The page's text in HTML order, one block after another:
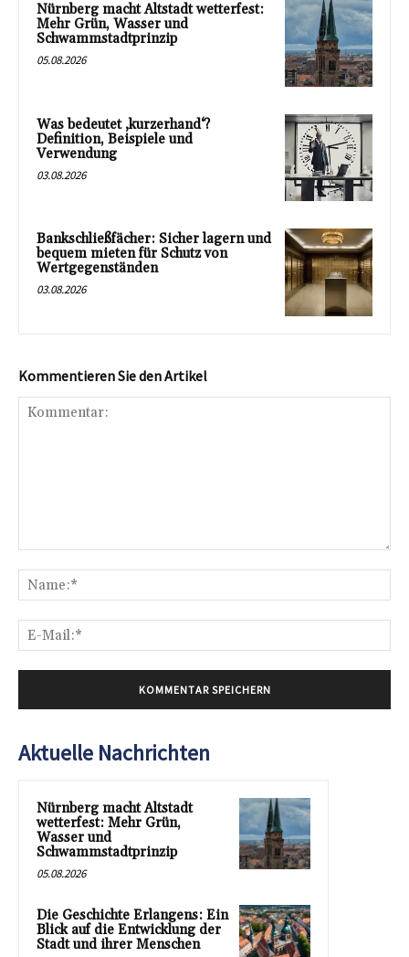
Nürnberg macht Altstadt wetterfest:
Mehr Grün, Wasser und
Schwammstadtprinzip
05.08.2026
Was bedeutet ‚kurzerhand‘?
Definition, Beispiele und
Verwendung
03.08.2026
Bankschließfächer: Sicher lagern und
bequem mieten für Schutz von
Wertgegenständen
03.08.2026
Kommentieren Sie den Artikel
Aktuelle Nachrichten
Nürnberg macht Altstadt
wetterfest: Mehr Grün,
Wasser und
Schwammstadtprinzip
05.08.2026
Die Geschichte Erlangens: Ein
Blick auf die Entwicklung der
Stadt und ihrer Menschen